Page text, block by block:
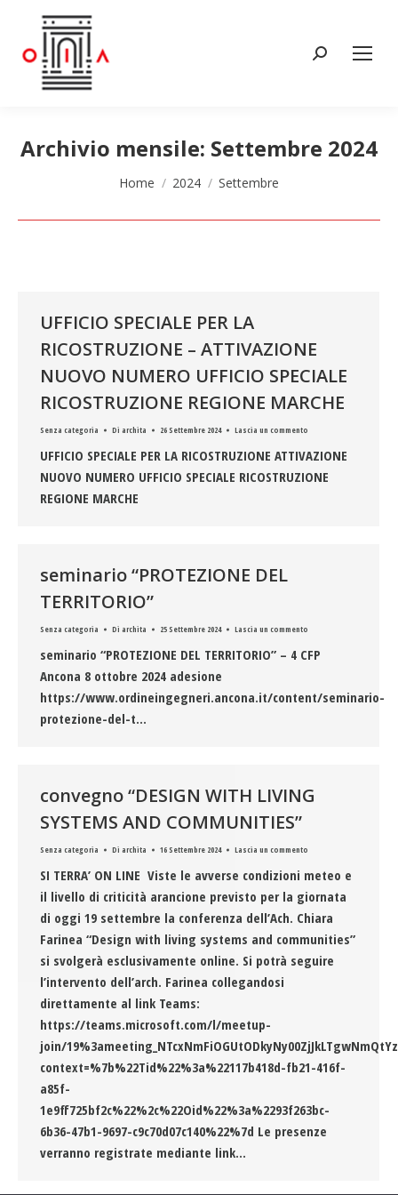
Cerca:
Archivio mensile: Settembre 2024
Tu sei qui:
Home 2024 Settembre
UFFICIO SPECIALE PER LA
RICOSTRUZIONE – ATTIVAZIONE
NUOVO NUMERO UFFICIO SPECIALE
RICOSTRUZIONE REGIONE MARCHE
Senza categoria Di archita 26 Settembre 2024 Lascia un commento
UFFICIO SPECIALE PER LA RICOSTRUZIONE ATTIVAZIONE
NUOVO NUMERO UFFICIO SPECIALE RICOSTRUZIONE
REGIONE MARCHE
seminario “PROTEZIONE DEL
TERRITORIO”
Senza categoria Di archita 25 Settembre 2024 Lascia un commento
seminario “PROTEZIONE DEL TERRITORIO” – 4 CFP
Ancona 8 ottobre 2024 adesione
https://www.ordineingegneri.ancona.it/content/seminario-
protezione-del-t…
convegno “DESIGN WITH LIVING
SYSTEMS AND COMMUNITIES”
Senza categoria Di archita 16 Settembre 2024 Lascia un commento
SI TERRA’ ON LINE Viste le avverse condizioni meteo e
il livello di criticità arancione previsto per la giornata
di oggi 19 settembre la conferenza dell’Ach. Chiara
Farinea “Design with living systems and communities”
si svolgerà esclusivamente online. Si potrà seguire
l’intervento dell’arch. Farinea collegandosi
direttamente al link Teams:
https://teams.microsoft.com/l/meetup-
join/
context=%7b%22Tid%22%3a%22117b418d-fb21-416f-
a85f-
1e9ff725bf2c%22%2c%22Oid%22%3a%2293f263bc-
6b36-47b1-9697-c9c70d07c140%22%7d Le presenze
verranno registrate mediante link…